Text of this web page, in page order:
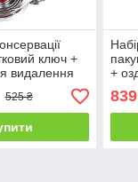
ключ +
видалення
525 ₴
+